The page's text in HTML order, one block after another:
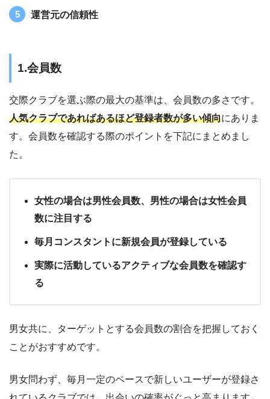
運営元の信頼性
1.会員数
交際クラブを選ぶ際の最大の基準は、会員数の多さです。
人気クラブであればあるほど登録者数が多い傾向にありま
す。会員数を確認する際のポイントを下記にまとめまし
た。
女性の場合は男性会員数、男性の場合は女性会員
数に注目する
毎月コンスタントに新規会員が登録している
実際に活動しているアクティブな会員数を確認す
る
男女共に、ターゲットとする会員数の割合を把握しておく
ことがおすすめです。
男女問わず、毎月一定のペースで新しいユーザーが登録さ